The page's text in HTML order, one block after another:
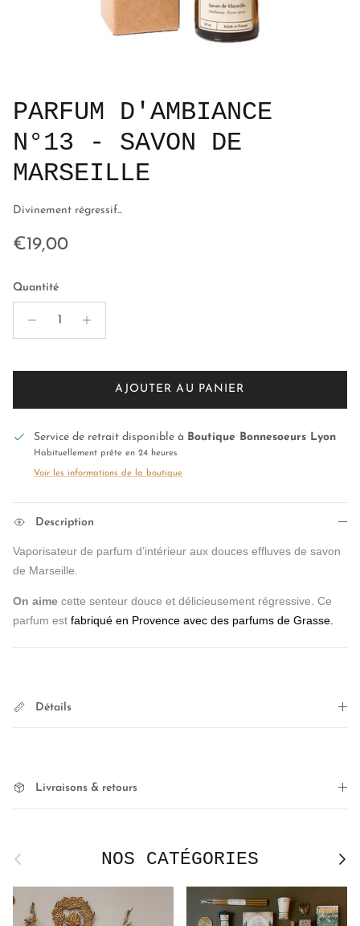
PARFUM D'AMBIANCE
N°13 - SAVON DE
MARSEILLE
Divinement régressif...
Prix habituel
€19,00
Quantité
AJOUTER AU PANIER
Service de retrait disponible à Boutique Bonnesoeurs Lyon
Habituellement prête en 24 heures
Voir les informations de la boutique
Description
Vaporisateur de parfum d’intérieur aux douces effluves de savon
de Marseille.
On aime cette senteur douce et délicieusement régressive. Ce
parfum est fabriqué en Provence avec des parfums de Grasse.
Détails
Livraisons & retours
Précédent NOS CATÉGORIES